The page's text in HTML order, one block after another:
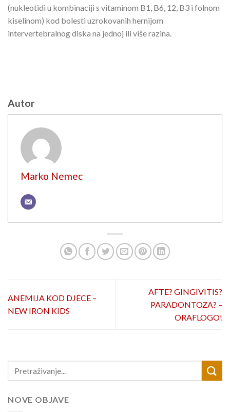
(nukleotidi u kombinaciji s vitaminom B1, B6, 12, B3 i folnom
kiselinom) kod bolesti uzrokovanih hernijom
intervertebralnog diska na jednoj ili više razina.
Autor
Marko Nemec
ANEMIJA KOD DJECE –
NEW IRON KIDS
AFTE? GINGIVITIS?
PARADONTOZA? –
ORAFLOGO!
NOVE OBJAVE